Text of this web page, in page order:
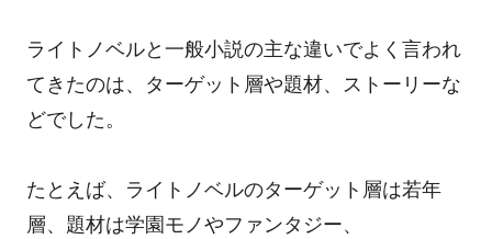
ライトノベルと一般小説の主な違いでよく言われ
てきたのは、ターゲット層や題材、ストーリーな
どでした。
たとえば、ライトノベルのターゲット層は若年
層、題材は学園モノやファンタジー、